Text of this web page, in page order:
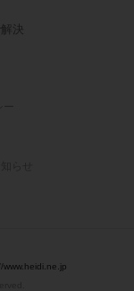
決
www.heidi.ne.jp